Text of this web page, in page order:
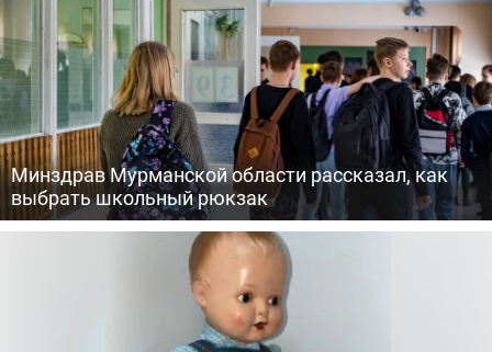
Минздрав Мурманской области рассказал, как
выбрать школьный рюкзак